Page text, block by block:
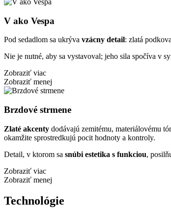
V ako Vespa
Pod sedadlom sa ukrýva vzácny detail: zlatá
Nie je nutné, aby sa vystavoval; jeho sila spočíva v
Zobraziť viac
Zobraziť menej
Brzdové strmene
Zlaté akcenty dodávajú zemitému, materiálovému
okamžite sprostredkujú pocit hodnoty a kontroly.
Detail, v ktorom sa snúbi estetika s funkciou,
Zobraziť viac
Zobraziť menej
Technológie